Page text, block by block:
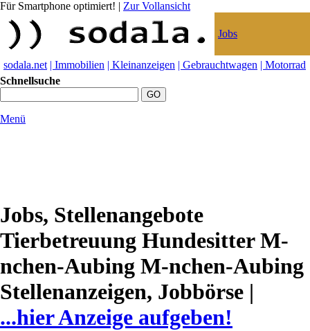
Für Smartphone optimiert! | Zur Vollansicht
Jobs
sodala.net | Immobilien | Kleinanzeigen | Gebrauchtwagen | Motorrad
Schnellsuche
Menü
Jobs, Stellenangebote
Tierbetreuung Hundesitter M-
nchen-Aubing M-nchen-Aubing
Stellenanzeigen, Jobbörse |
...hier Anzeige aufgeben!